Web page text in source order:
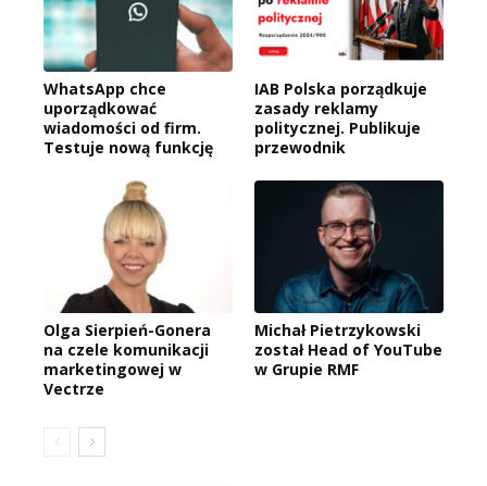
WhatsApp chce
uporządkować
wiadomości od firm.
Testuje nową funkcję
IAB Polska porządkuje
zasady reklamy
politycznej. Publikuje
przewodnik
Olga Sierpień-Gonera
na czele komunikacji
marketingowej w
Vectrze
Michał Pietrzykowski
został Head of YouTube
w Grupie RMF